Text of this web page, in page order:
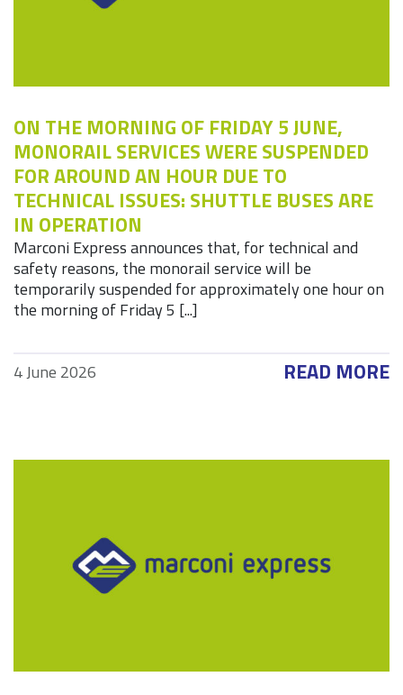
ON THE MORNING OF FRIDAY 5 JUNE,
MONORAIL SERVICES WERE SUSPENDED
FOR AROUND AN HOUR DUE TO
TECHNICAL ISSUES: SHUTTLE BUSES ARE
IN OPERATION
Marconi Express announces that, for technical and
safety reasons, the monorail service will be
temporarily suspended for approximately one hour on
the morning of Friday 5 [...]
4 June 2026 READ MORE